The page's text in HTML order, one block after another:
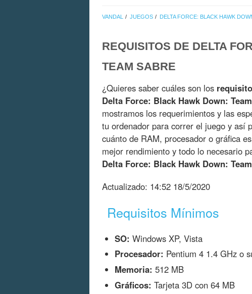
VANDAL JUEGOS DELTA FORCE: BLACK HAWK
REQUISITOS DE DELTA
TEAM SABRE
¿Quieres saber cuáles son los
Delta Force: Black Hawk Down:
mostramos los requerimientos y las
tu ordenador para correr el juego y así
cuánto de RAM, procesador o gráfica
mejor rendimiento y todo lo necesario
Delta Force: Black Hawk Down:
Actualizado: 14:52 18/5/2020
Requisitos Mínimos
SO: Windows XP, Vista
Procesador: Pentium 4 1.4 GHz o
Memoria: 512 MB
Gráficos: Tarjeta 3D con 64 MB